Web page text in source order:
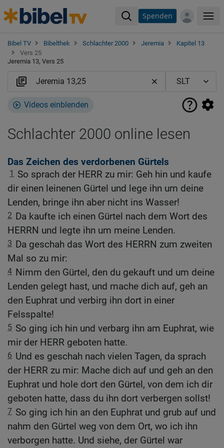
Spenden
Bibel TV Bibelthek Schlachter 2000 Jeremia
Kapitel 13
Vers 25
Jeremia 13, Vers 25
Videos einblenden
Schlachter 2000 online lesen
Das Zeichen des verdorbenen Gürtels
1
So sprach der HERR zu mir: Geh hin und kaufe
dir einen leinenen Gürtel und lege ihn um deine
Lenden, bringe ihn aber nicht ins Wasser!
2 Da kaufte ich einen Gürtel nach dem Wort des
HERRN und legte ihn um meine Lenden.
3 Da geschah das Wort des HERRN zum zweiten
Mal so zu mir:
4 Nimm den Gürtel, den du gekauft und um deine
Lenden gelegt hast, und mache dich auf, geh an
den Euphrat und verbirg ihn dort in einer
Felsspalte!
5 So ging ich hin und verbarg ihn am Euphrat, wie
mir der HERR geboten hatte.
6 Und es geschah nach vielen Tagen, da sprach
der HERR zu mir: Mache dich auf und geh an den
Euphrat und hole dort den Gürtel, von dem ich dir
geboten hatte, dass du ihn dort verbergen sollst!
7 So ging ich hin an den Euphrat und grub auf und
nahm den Gürtel weg von dem Ort, wo ich ihn
verborgen hatte. Und siehe, der Gürtel war